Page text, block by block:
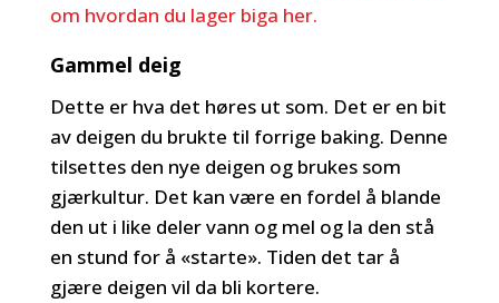
om hvordan du lager biga her.
Gammel deig
Dette er hva det høres ut som. Det er en bit
av deigen du brukte til forrige baking. Denne
tilsettes den nye deigen og brukes som
gjærkultur. Det kan være en fordel å blande
den ut i like deler vann og mel og la den stå
en stund for å «starte». Tiden det tar å
gjære deigen vil da bli kortere.